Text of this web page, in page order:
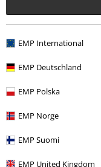
EMP International
EMP Deutschland
EMP Polska
EMP Norge
EMP Suomi
EMP United Kingdom
Altre Categorie.
Stile Fanshop Sportivo
Stile Fanshop Sportivo